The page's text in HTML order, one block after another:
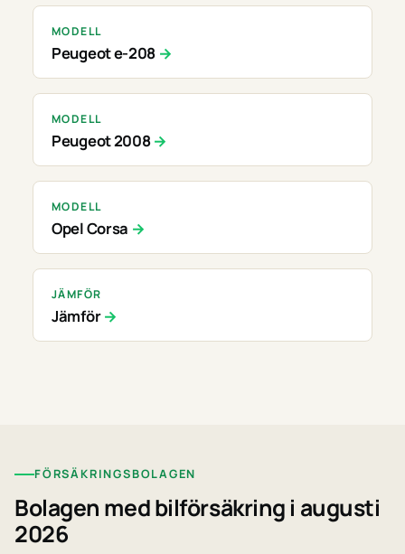
MODELL
Peugeot e-208
MODELL
Peugeot 2008
MODELL
Opel Corsa
JÄMFÖR
Jämför
FÖRSÄKRINGSBOLAGEN
Bolagen med bilförsäkring i augusti
2026